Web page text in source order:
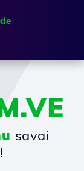
savai